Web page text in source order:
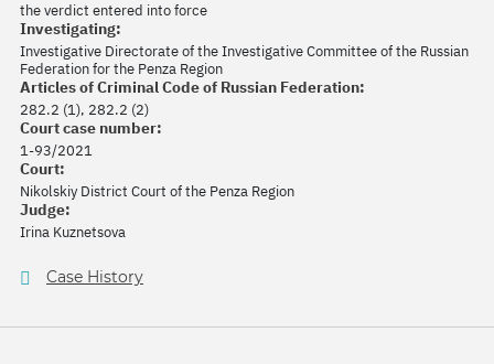
the verdict entered into force
Investigating:
Investigative Directorate of the Investigative Committee of the Russian
Federation for the Penza Region
Articles of Criminal Code of Russian Federation:
282.2 (1), 282.2 (2)
Court case number:
1-93/2021
Court:
Nikolskiy District Court of the Penza Region
Judge:
Irina Kuznetsova
Case History